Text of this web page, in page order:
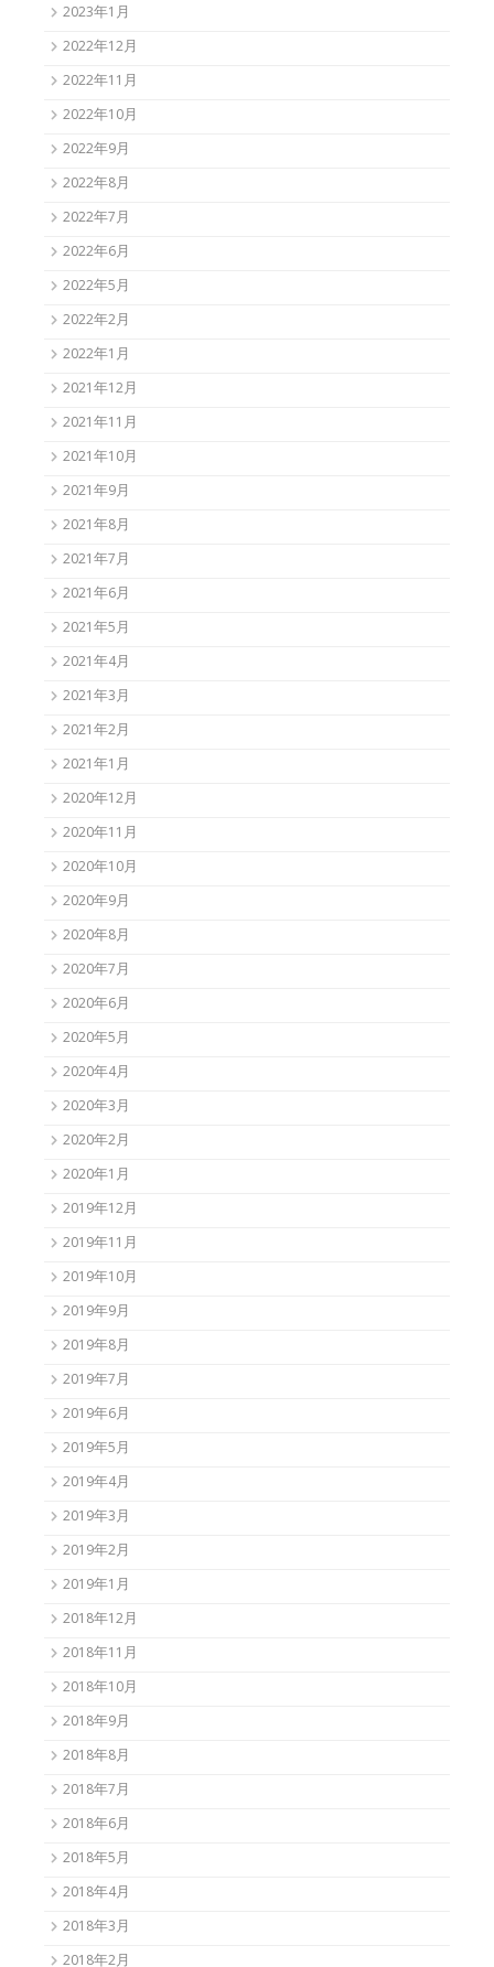
2023年1月
2022年12月
2022年11月
2022年10月
2022年9月
2022年8月
2022年7月
2022年6月
2022年5月
2022年2月
2022年1月
2021年12月
2021年11月
2021年10月
2021年9月
2021年8月
2021年7月
2021年6月
2021年5月
2021年4月
2021年3月
2021年2月
2021年1月
2020年12月
2020年11月
2020年10月
2020年9月
2020年8月
2020年7月
2020年6月
2020年5月
2020年4月
2020年3月
2020年2月
2020年1月
2019年12月
2019年11月
2019年10月
2019年9月
2019年8月
2019年7月
2019年6月
2019年5月
2019年4月
2019年3月
2019年2月
2019年1月
2018年12月
2018年11月
2018年10月
2018年9月
2018年8月
2018年7月
2018年6月
2018年5月
2018年4月
2018年3月
2018年2月